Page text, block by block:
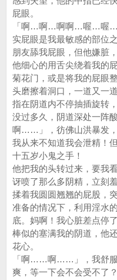
屁眼。
「啊…啊…啊啊…喔…喔
实屁眼是我最敏感的部位
朋友舔我屁眼，但他嫌脏
他细心的用舌尖绕着我的
菊花门，或是将我的屁眼
头磨擦着洞口，一道又一
指在阴道内不停抽插旋转
没过多久，阴道深处一
啊……」，彷佛山洪暴发，
我从来不知道我会泄精！
十五岁小鬼之手！
他把我的头转过来，要我
讶喷了那么多阴精，立刻
揉着我圆圆翘翘的屁股，
准备的情况下，利用淫水
底。妈啊！我心脏差点停
棒似的塞满我的阴道，他
花心。
「啊……啊……」，我舒服
爽，等一下会不会受不了